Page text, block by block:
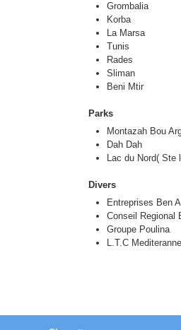
Grombalia
Korba
La Marsa
Tunis
Rades
Sliman
Beni Mtir
Parks
Montazah Bou
Dah Dah
Lac du Nord( Ste
Divers
Entreprises Ben
Conseil Regional
Groupe Poulina
L.T.C